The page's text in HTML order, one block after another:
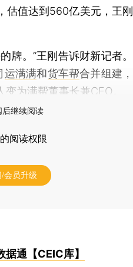
估值达到560亿美元，王刚
。”王刚告诉财新记者。
运满满和货车帮合并组建，
为满帮董事长兼CEO。
后继续阅读
阅读权限
/会员升级
据通【CEIC库】